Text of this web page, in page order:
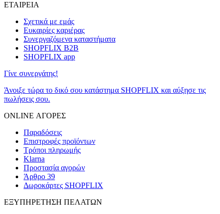
ΕΤΑΙΡΕΙΑ
Σχετικά με εμάς
Ευκαιρίες καριέρας
Συνεργαζόμενα καταστήματα
SHOPFLIX B2B
SHOPFLIX app
Γίνε συνεργάτης!
Άνοιξε τώρα το δικό σου κατάστημα SHOPFLIX και αύξησε τις
πωλήσεις σου.
ONLINE ΑΓΟΡΕΣ
Παραδόσεις
Επιστροφές προϊόντων
Τρόποι πληρωμής
Klarna
Προστασία αγορών
Άρθρο 39
Δωροκάρτες SHOPFLIX
ΕΞΥΠΗΡΕΤΗΣΗ ΠΕΛΑΤΩΝ